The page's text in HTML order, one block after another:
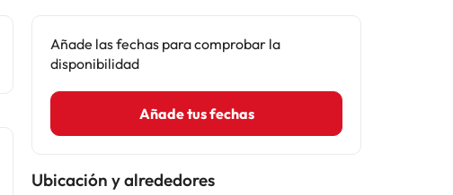
Añade las fechas para comprobar la
disponibilidad
Añade tus fechas
Ubicación y alrededores